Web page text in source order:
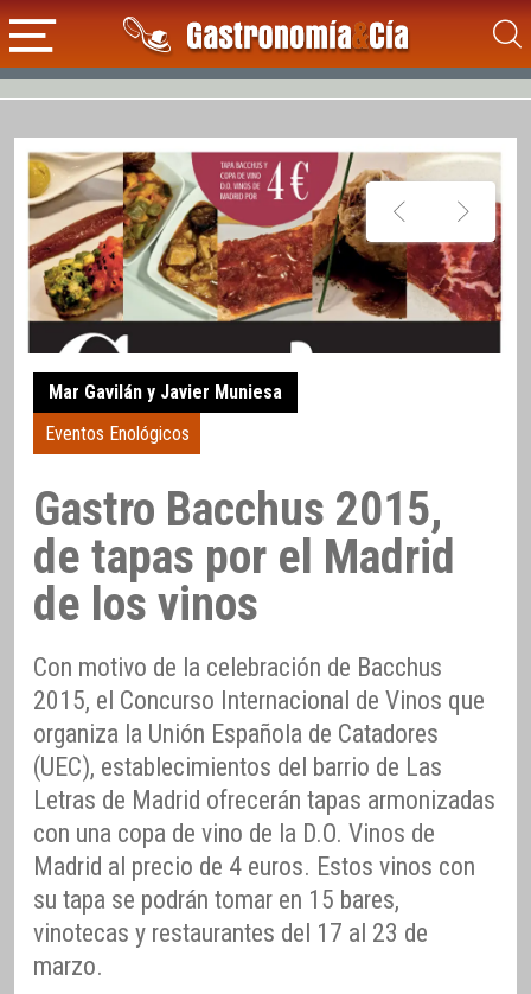
Mar Gavilán y Javier Muniesa
Eventos Enológicos
Gastro Bacchus 2015,
de tapas por el Madrid
de los vinos
Con motivo de la celebración de Bacchus
2015, el Concurso Internacional de Vinos que
organiza la Unión Española de Catadores
(UEC), establecimientos del barrio de Las
Letras de Madrid ofrecerán tapas armonizadas
con una copa de vino de la D.O. Vinos de
Madrid al precio de 4 euros. Estos vinos con
su tapa se podrán tomar en 15 bares,
vinotecas y restaurantes del 17 al 23 de
marzo.